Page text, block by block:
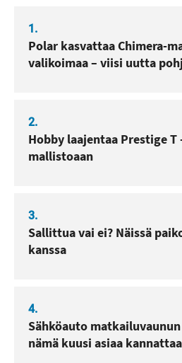
1.
Polar kasvattaa Chimera-
valikoimaa – viisi uutta
2.
Hobby laajentaa Prestige
mallistoaan
3.
Sallittua vai ei? Näissä
kanssa
4.
Sähköauto
nämä kuusi asiaa